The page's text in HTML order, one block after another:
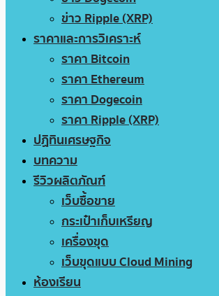
ข่าว Ripple (XRP)
ราคาและการวิเคราะห์
ราคา Bitcoin
ราคา Ethereum
ราคา Dogecoin
ราคา Ripple (XRP)
ปฏิทินเศรษฐกิจ
บทความ
รีวิวผลิตภัณฑ์
เว็บซื้อขาย
กระเป๋าเก็บเหรียญ
เครื่องขุด
เว็บขุดแบบ Cloud Mining
ห้องเรียน